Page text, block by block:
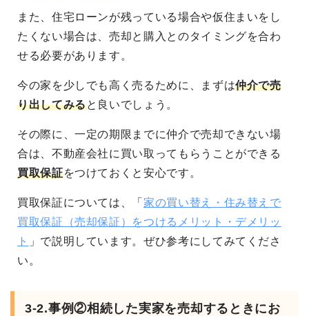
また、住宅ローンが残っている場合や仮住まいをし
たくない場合は、売却と購入とのタイミングを合わ
せる必要があります。
今の家を少しでも高く売るために、まずは仲介で売
り出してみると良いでしょう。
その際に、一定の期限までに仲介で売却できない場
合は、不動産会社に買い取ってもらうことができる
買取保証をつけておくと安心です。
買取保証については、「 家の買い替え・住み替えで
買取保証（売却保証）をつけるメリット・デメリッ
ト 」で説明しています。ぜひ参考にしてみてくださ
い。
3-2.事例②相続した実家を売却するときにお